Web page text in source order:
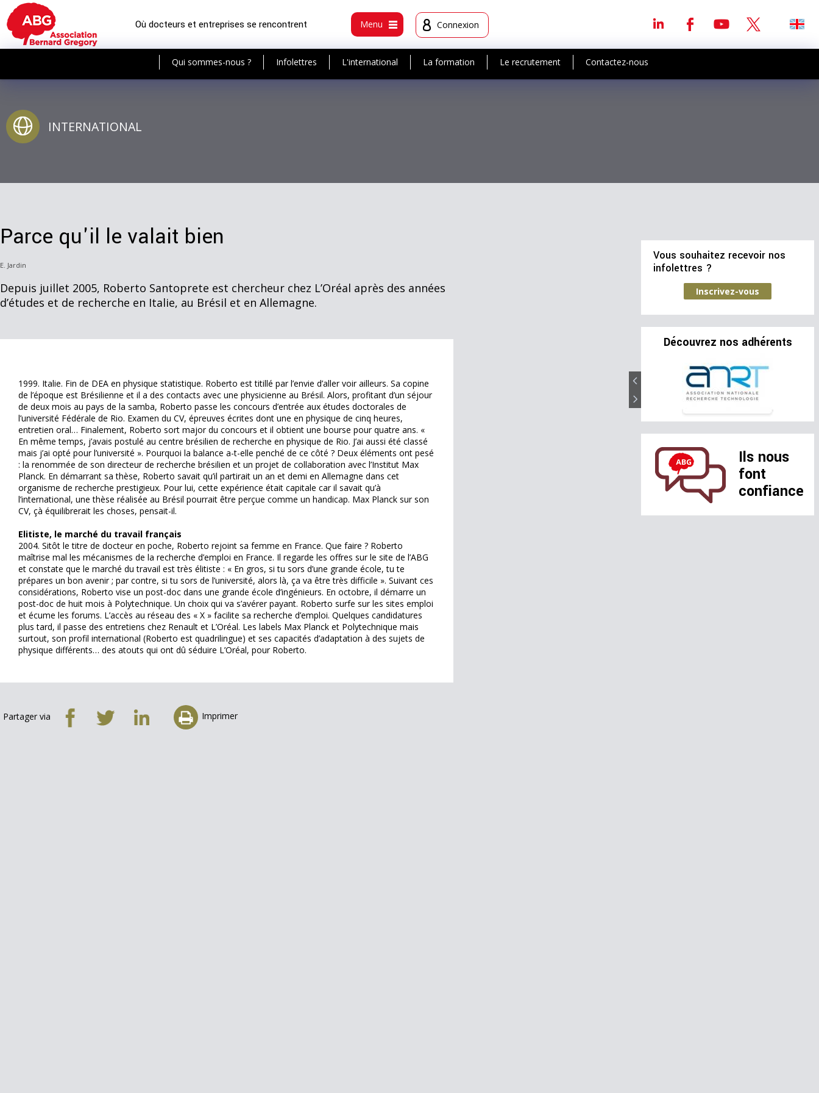
Où docteurs et entreprises se rencontrent Menu Connexion
Qui sommes-nous ? Infolettres L'international La formation Le recrutement Contactez-nous
INTERNATIONAL
Parce qu'il le valait bien
E. Jardin
Depuis juillet 2005, Roberto Santoprete est chercheur chez L’Oréal après des années
d’études et de recherche en Italie, au Brésil et en Allemagne.
1999. Italie. Fin de DEA en physique statistique. Roberto est titillé par l’envie d’aller voir ailleurs. Sa copine
de l’époque est Brésilienne et il a des contacts avec une physicienne au Brésil. Alors, profitant d’un séjour
de deux mois au pays de la samba, Roberto passe les concours d’entrée aux études doctorales de
l’université Fédérale de Rio. Examen du CV, épreuves écrites dont une en physique de cinq heures,
entretien oral… Finalement, Roberto sort major du concours et il obtient une bourse pour quatre ans. «
En même temps, j’avais postulé au centre brésilien de recherche en physique de Rio. J’ai aussi été classé
mais j’ai opté pour l’université ». Pourquoi la balance a-t-elle penché de ce côté ? Deux éléments ont pesé
: la renommée de son directeur de recherche brésilien et un projet de collaboration avec l’Institut Max
Planck. En démarrant sa thèse, Roberto savait qu’il partirait un an et demi en Allemagne dans cet
organisme de recherche prestigieux. Pour lui, cette expérience était capitale car il savait qu’à
l’international, une thèse réalisée au Brésil pourrait être perçue comme un handicap. Max Planck sur son
CV, çà équilibrerait les choses, pensait-il.
Elitiste, le marché du travail français
2004. Sitôt le titre de docteur en poche, Roberto rejoint sa femme en France. Que faire ? Roberto
maîtrise mal les mécanismes de la recherche d’emploi en France. Il regarde les offres sur le site de l’ABG
et constate que le marché du travail est très élitiste : « En gros, si tu sors d’une grande école, tu te
prépares un bon avenir ; par contre, si tu sors de l’université, alors là, ça va être très difficile ». Suivant ces
considérations, Roberto vise un post-doc dans une grande école d’ingénieurs. En octobre, il démarre un
post-doc de huit mois à Polytechnique. Un choix qui va s’avérer payant. Roberto surfe sur les sites emploi
et écume les forums. L’accès au réseau des « X » facilite sa recherche d’emploi. Quelques candidatures
plus tard, il passe des entretiens chez Renault et L’Oréal. Les labels Max Planck et Polytechnique mais
surtout, son profil international (Roberto est quadrilingue) et ses capacités d’adaptation à des sujets de
physique différents… des atouts qui ont dû séduire L’Oréal, pour Roberto.
Partager via Imprimer
Vous souhaitez recevoir nos
infolettres ?
Inscrivez-vous
Découvrez nos adhérents
Ils nous
font
confiance